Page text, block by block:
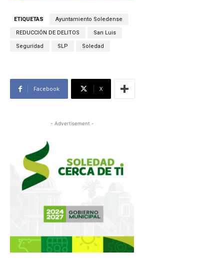
ETIQUETAS Ayuntamiento Soledense
REDUCCIÓN DE DELITOS San Luis
Seguridad SLP Soledad
Facebook X
- Advertisement -